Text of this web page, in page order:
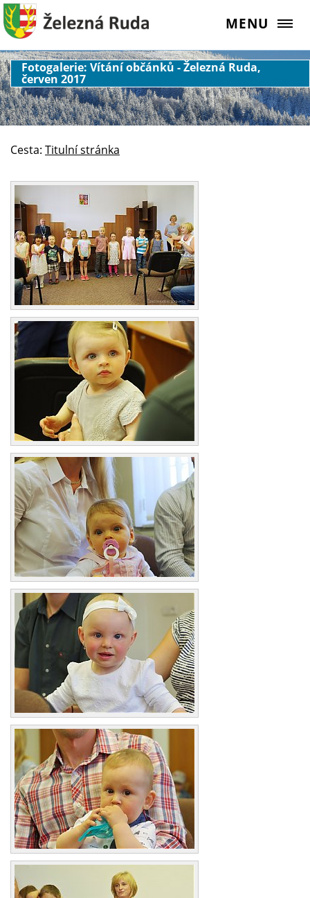
MENU
Fotogalerie: Vítání občánků - Železná Ruda,
červen 2017
Cesta: Titulní stránka